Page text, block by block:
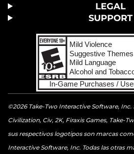
LEGAL
SUPPORT
©2026 Take-Two Interactive Software, Inc.
Civilization, Civ, 2K, Firaxis Games, Take-
sus respectivos logotipos son marcas
Interactive Software, Inc. Todas las otras